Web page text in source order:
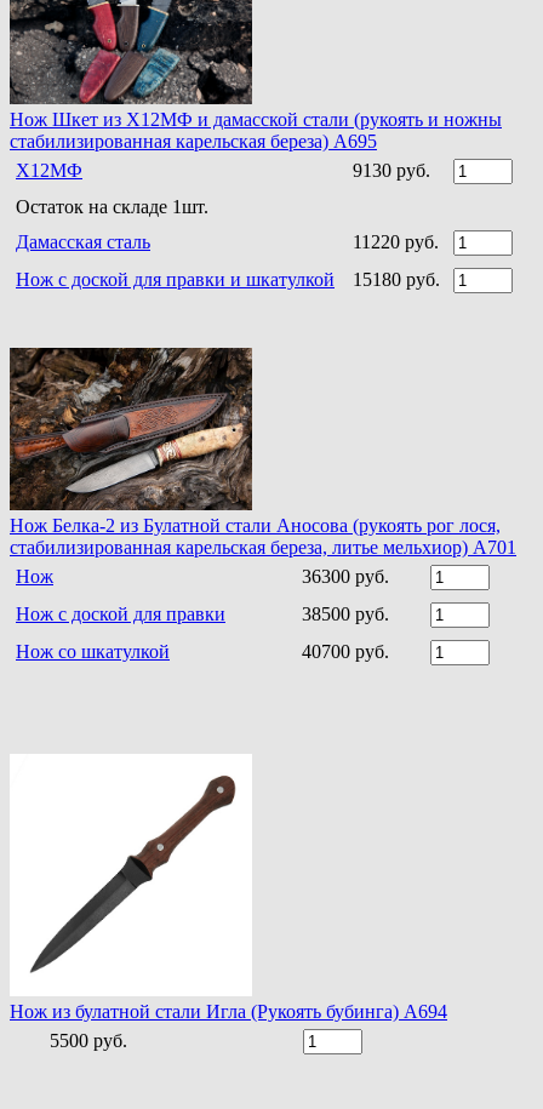
Нож Шкет из Х12МФ и дамасской стали (рукоять и ножны
стабилизированная карельская береза) A695
Х12МФ
9130 руб.
Остаток на складе 1шт.
Дамасская сталь
11220 руб.
Нож с доской для правки и шкатулкой
15180 руб.
Нож Белка-2 из Булатной стали Аносова (рукоять рог лося,
стабилизированная карельская береза, литье мельхиор) A701
Нож
36300 руб.
Нож с доской для правки
38500 руб.
Нож со шкатулкой
40700 руб.
Нож из булатной стали Игла (Рукоять бубинга) A694
5500 руб.